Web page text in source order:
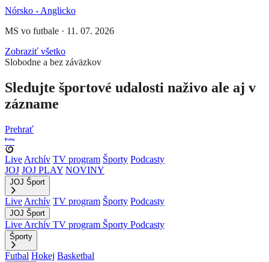
Nórsko - Anglicko
MS vo futbale · 11. 07. 2026
Zobraziť všetko
Slobodne a bez záväzkov
Sledujte športové udalosti naživo ale aj v
zázname
Prehrať
Live Archív TV program Športy Podcasty
JOJ JOJ PLAY NOVINY
JOJ Šport
Live Archív TV program Športy Podcasty
JOJ Šport
Live Archív TV program Športy Podcasty
Športy
Futbal Hokej Basketbal